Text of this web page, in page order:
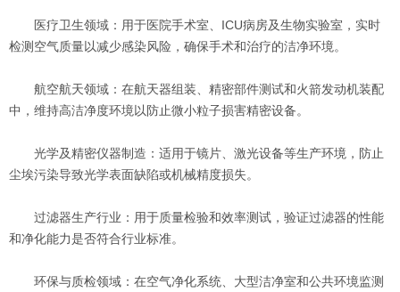
‌医疗卫生领域‌：用于医院手术室、ICU病房及生物实验室，实时
检测空气质量以减少感染风险，确保手术和治疗的洁净环境。
‌航空航天领域‌：在航天器组装、精密部件测试和火箭发动机装配
中，维持高洁净度环境以防止微小粒子损害精密设备。
‌光学及精密仪器制造‌：适用于镜片、激光设备等生产环境，防止
尘埃污染导致光学表面缺陷或机械精度损失。
‌过滤器生产行业‌：用于质量检验和效率测试，验证过滤器的性能
和净化能力是否符合行业标准。
‌环保与质检领域‌：在空气净化系统、大型洁净室和公共环境监测